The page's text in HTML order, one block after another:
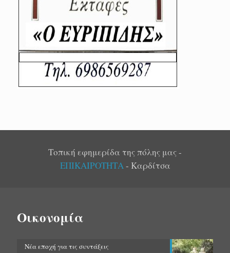
Τοπική εφημερίδα της πόλης μας -
ΕΠΙΚΑΙΡΟΤΗΤΑ - Καρδίτσα
Οικονομία
Νέα εποχή για τις συντάξεις